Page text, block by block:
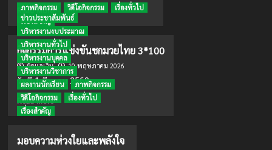
Read MoreRead
more
about
ตรวจ
สุข
ประจำ
ปีงบประมาณ
2569
ภาพกิจกรรม
วิดีโอกิจกรรม
เรื่องทั่วไป
เรื่องสำคัญ
กิจกรรมการแข่งขันชกมวยไทย 3*100
ผู้ดูแลเว็บ 10 พฤษภาคม 2026
วันที่ 1 มีนาคม 2569...
Read MoreRead
กิจกรรม
การ
ข่าวประชาสัมพันธ์
บริหารงานงบประมาณ
บริหารงานทั่วไป
บริหารงานบุคคล
บริหารงานวิชาการ
ผลงานนักเรียน
ภาพกิจกรรม
วิดีโอกิจกรรม
เรื่องทั่วไป
เรื่องสำคัญ
มอบความห่วงใยและพลังใจ